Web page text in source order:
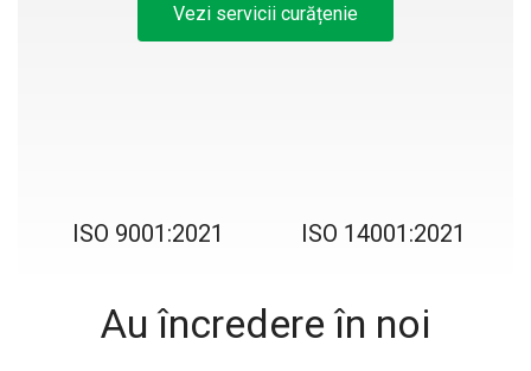
Vezi servicii curățenie
ISO 9001:2021 ISO 14001:2021
Au încredere în noi